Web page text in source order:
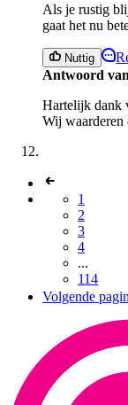
Als je rustig
gaat het nu
Nuttig
Antwoord
Hartelijk dank
Wij waarderen
1
2
3
4
...
114
Volgende